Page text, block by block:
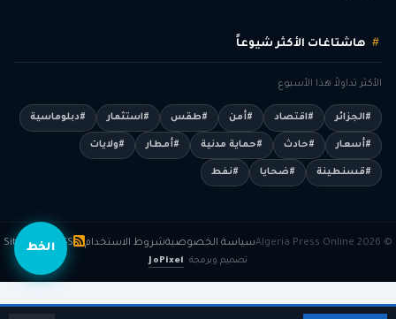
الخط
هاشتاغات الأكثر شيوعاً
الأكثر تداولاً هذا الأسبوع
#الجزائر #اقتصاد #أمن #طقس #استثمار #دبلوماسية
#أسعار #حادث #حماية مدنية #أمطار #ولايات
#قسنطينة #ضحايا #نفط
© 2026 Algeria Press Online سياسة الخصوصيةشروط الاستخدام RSS
Sitemap
تصميم وبرمجة JoPixel